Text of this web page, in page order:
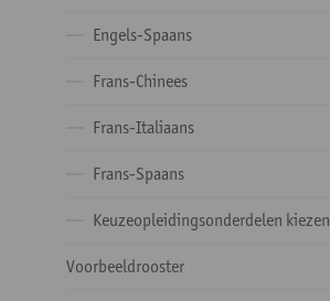
Engels-Spaans
Frans-Chinees
Frans-Italiaans
Frans-Spaans
Keuzeopleidingsonderdelen kiezen
Voorbeeldrooster